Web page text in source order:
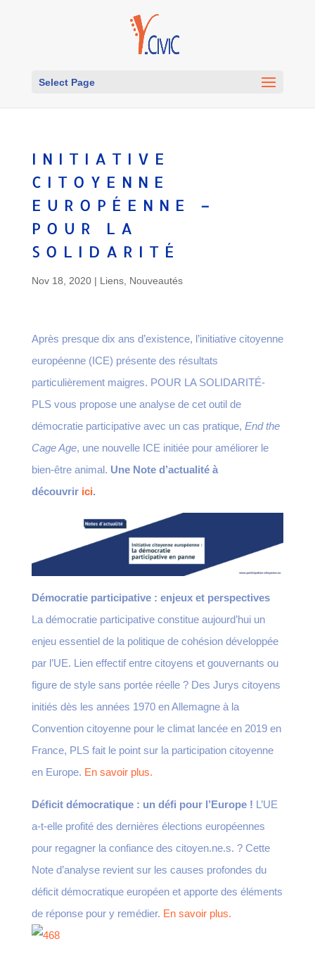
Select Page
INITIATIVE
CITOYENNE
EUROPÉENNE –
POUR LA
SOLIDARITÉ
Nov 18, 2020| Liens, Nouveautés
Après presque dix ans d’existence, l’initiative citoyenne
européenne (ICE) présente des résultats
particulièrement maigres. POUR LA SOLIDARITÉ-
PLS vous propose une analyse de cet outil de
démocratie participative avec un cas pratique, End the
Cage Age, une nouvelle ICE initiée pour améliorer le
bien-être animal. Une Note d’actualité à
découvrir ici.
Démocratie participative : enjeux et perspectives
La démocratie participative constitue aujourd’hui un
enjeu essentiel de la politique de cohésion développée
par l’UE. Lien effectif entre citoyens et gouvernants ou
figure de style sans portée réelle ? Des Jurys citoyens
initiés dès les années 1970 en Allemagne à la
Convention citoyenne pour le climat lancée en 2019 en
France, PLS fait le point sur la participation citoyenne
en Europe. En savoir plus.
Déficit démocratique : un défi pour l’Europe ! L’UE
a-t-elle profité des dernières élections européennes
pour regagner la confiance des citoyen.ne.s. ? Cette
Note d’analyse revient sur les causes profondes du
déficit démocratique européen et apporte des éléments
de réponse pour y remédier. En savoir plus.